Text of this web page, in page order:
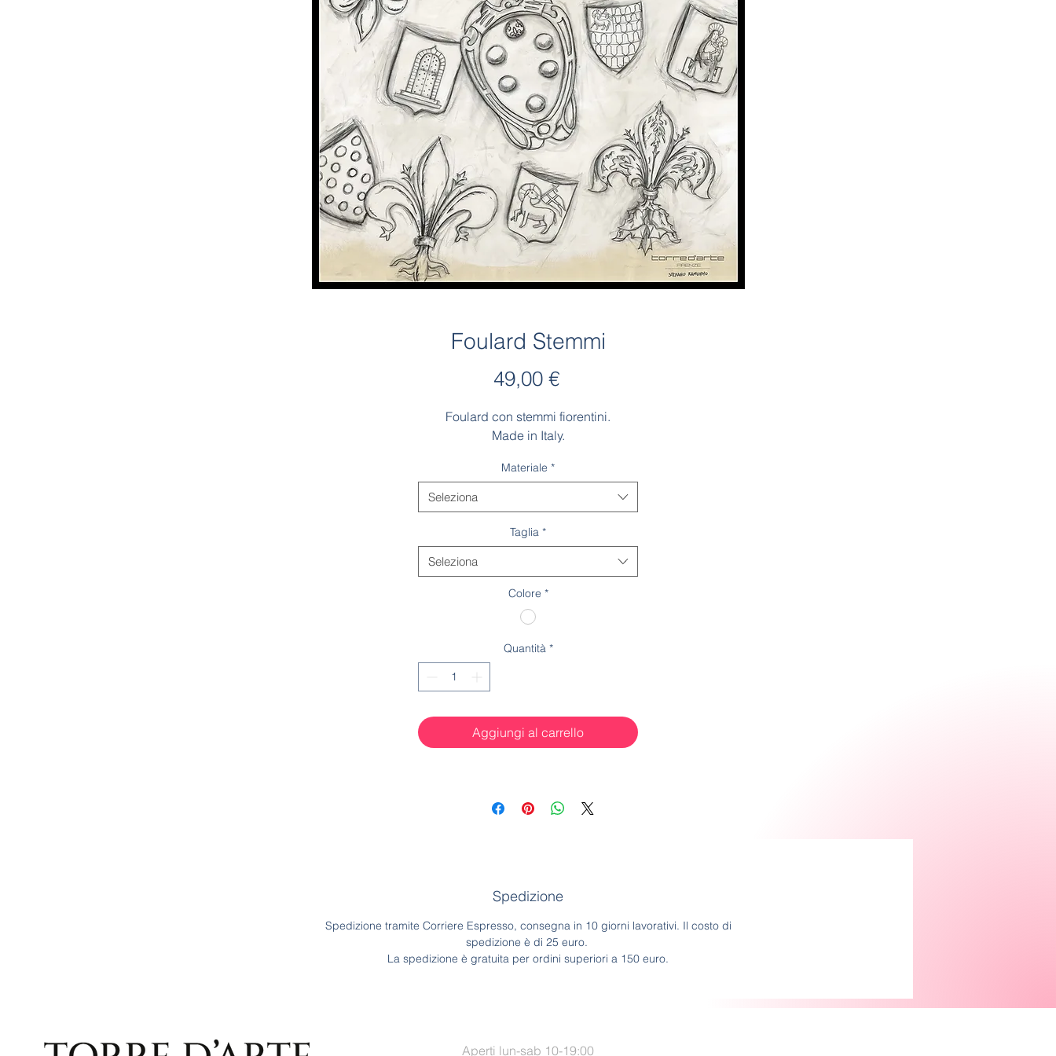
Foulard Stemmi
49,00 €Prezzo
Foulard con stemmi fiorentini.
Made in Italy.
Materiale *
Seleziona
Taglia *
Seleziona
Colore *
Quantità *
Aggiungi al carrello
Spedizione
Spedizione tramite Corriere Espresso, consegna in 10 giorni lavorativi. Il costo di
spedizione è di 25 euro.
La spedizione è gratuita per ordini superiori a 150 euro.
Aperti lun-sab 10-19:00